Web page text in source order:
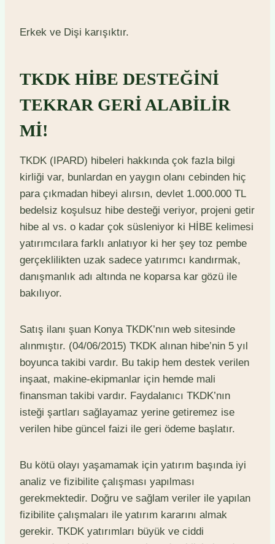
Erkek ve Dişi karışıktır.
TKDK HİBE DESTEĞİNİ
TEKRAR GERİ ALABİLİR
Mİ!
TKDK (IPARD) hibeleri hakkında çok fazla bilgi
kirliği var, bunlardan en yaygın olanı cebinden hiç
para çıkmadan hibeyi alırsın, devlet 1.000.000 TL
bedelsiz koşulsuz hibe desteği veriyor, projeni getir
hibe al vs. o kadar çok süsleniyor ki HİBE kelimesi
yatırımcılara farklı anlatıyor ki her şey toz pembe
gerçeklilikten uzak sadece yatırımcı kandırmak,
danışmanlık adı altında ne koparsa kar gözü ile
bakılıyor.
Satış ilanı şuan Konya TKDK’nın web sitesinde
alınmıştır. (04/06/2015) TKDK alınan hibe’nin 5 yıl
boyunca takibi vardır. Bu takip hem destek verilen
inşaat, makine-ekipmanlar için hemde mali
finansman takibi vardır. Faydalanıcı TKDK’nın
isteği şartları sağlayamaz yerine getiremez ise
verilen hibe güncel faizi ile geri ödeme başlatır.
Bu kötü olayı yaşamamak için yatırım başında iyi
analiz ve fizibilite çalışması yapılması
gerekmektedir. Doğru ve sağlam veriler ile yapılan
fizibilite çalışmaları ile yatırım kararını almak
gerekir. TKDK yatırımları büyük ve ciddi